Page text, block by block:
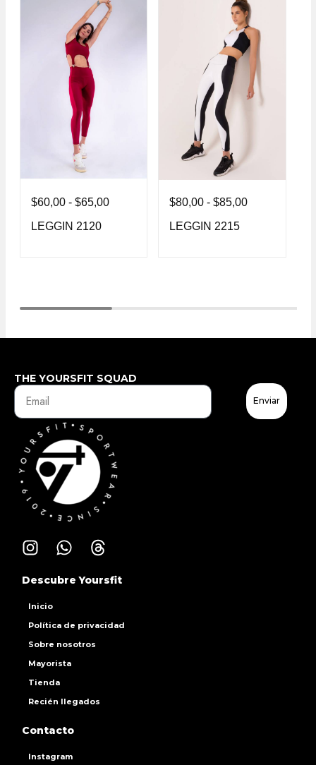
$60,00 - $65,00
LEGGIN 2120
$80,00 - $85,00
LEGGIN 2215
THE YOURSFIT SQUAD
Enviar
Inicio
Política de privacidad
Sobre nosotros
Mayorista
Tienda
Recién llegados
Descubre Yoursfit
Instagram
Contacto